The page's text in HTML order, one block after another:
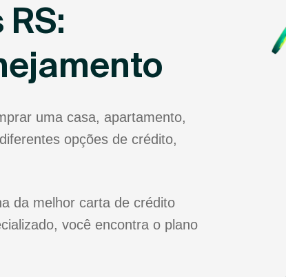
uma casa, apartamento,
opções de crédito,
da melhor carta de crédito
você encontra o plano